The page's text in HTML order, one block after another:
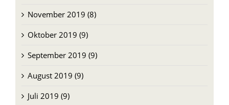
November 2019 (8)
Oktober 2019 (9)
September 2019 (9)
August 2019 (9)
Juli 2019 (9)